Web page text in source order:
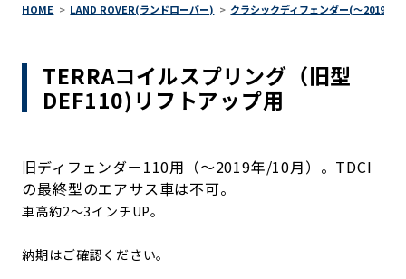
HOME LAND ROVER(ランドローバー) クラシックディフェンダー(～2019年)
TERRAコイルスプリング（旧型
DEF110)リフトアップ用
旧ディフェンダー110用（～2019年/10月）。TDCI
の最終型のエアサス車は不可。
車高約2～3インチUP。
納期はご確認ください。